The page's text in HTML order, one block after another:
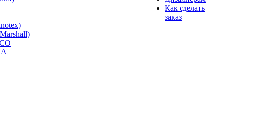
Как сделать
заказ